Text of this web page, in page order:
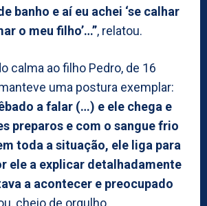
banho e aí eu achei ‘se calhar
o meu filho’…”, relatou.
calma ao filho Pedro, de 16
uma postura exemplar:
a falar (…) e ele chega e
preparos e com o sangue frio
toda a situação, ele liga para
ele a explicar detalhadamente
a acontecer e preocupado
cheio de orgulho.